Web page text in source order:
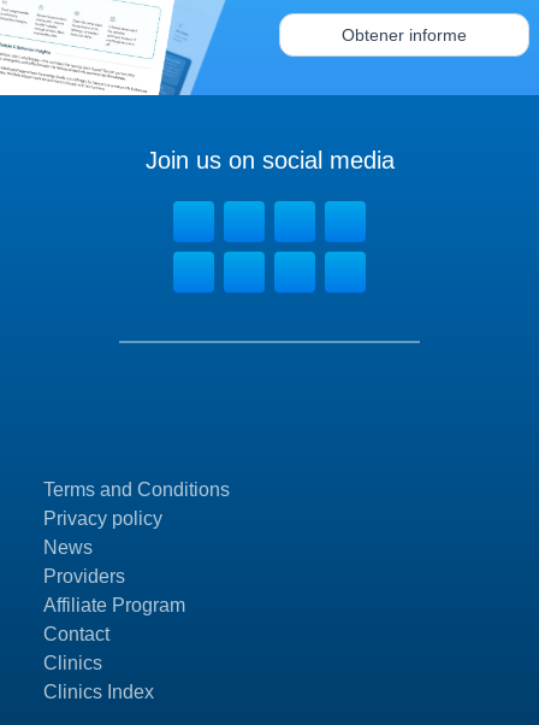
Obtener informe
Terms and Conditions
Privacy policy
News
Providers
Affiliate Program
Contact
Clinics
Clinics Index
Join us on social media